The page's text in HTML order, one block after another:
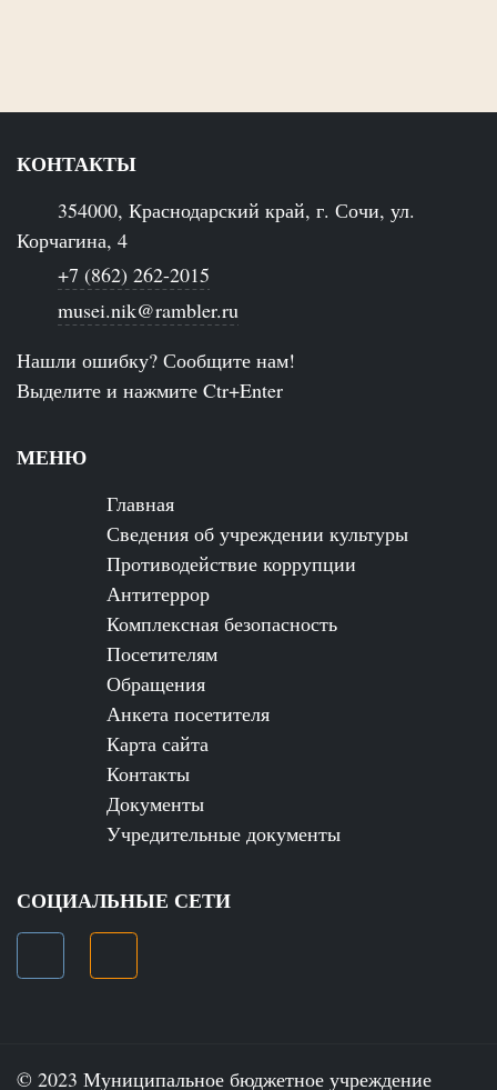
КОНТАКТЫ
354000, Краснодарский край, г. Сочи, ул.
Корчагина, 4
+7 (862) 262-2015
musei.nik@rambler.ru
Нашли ошибку? Сообщите нам!
Выделите и нажмите Ctr+Enter
МЕНЮ
Главная
Сведения об учреждении культуры
Противодействие коррупции
Антитеррор
Комплексная безопасность
Посетителям
Обращения
Анкета посетителя
Карта сайта
Контакты
Документы
Учредительные документы
СОЦИАЛЬНЫЕ СЕТИ
© 2023 Муниципальное бюджетное учреждение